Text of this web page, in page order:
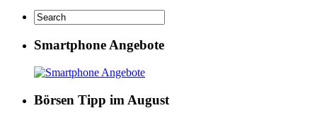
Smartphone Angebote
Börsen Tipp im August